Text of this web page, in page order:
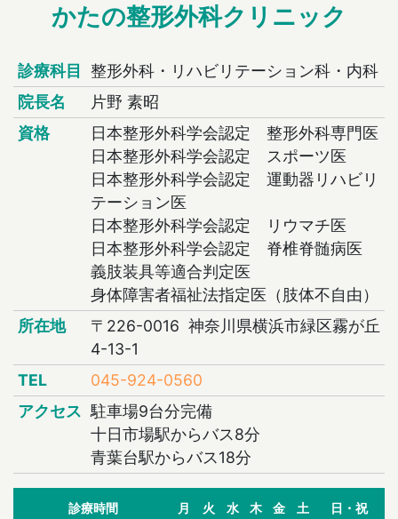
かたの整形外科クリニック
診療科目
整形外科・リハビリテーション科・内科
院長名
片野 素昭
資格
日本整形外科学会認定 整形外科専門医
日本整形外科学会認定 スポーツ医
日本整形外科学会認定 運動器リハビリ
テーション医
日本整形外科学会認定 リウマチ医
日本整形外科学会認定 脊椎脊髄病医
義肢装具等適合判定医
身体障害者福祉法指定医（肢体不自由）
所在地
〒226-0016 神奈川県横浜市緑区霧が丘
4-13-1
TEL
045-924-0560
アクセス 駐車場9台分完備
十日市場駅からバス8分
青葉台駅からバス18分
診療時間 月 火 水 木 金 土 日・祝